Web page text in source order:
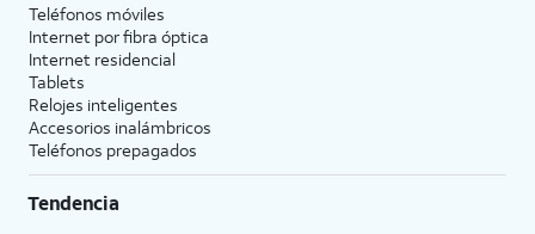
Teléfonos móviles
Internet por fibra óptica
Internet residencial
Tablets
Relojes inteligentes
Accesorios inalámbricos
Teléfonos prepagados
Tendencia